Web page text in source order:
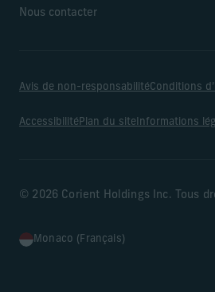
Nous contacter
Avis de non-responsabilitéConditions
AccessibilitéPlan du site Informations
© 2026 Corient Holdings Inc. Tous
Monaco (Français)